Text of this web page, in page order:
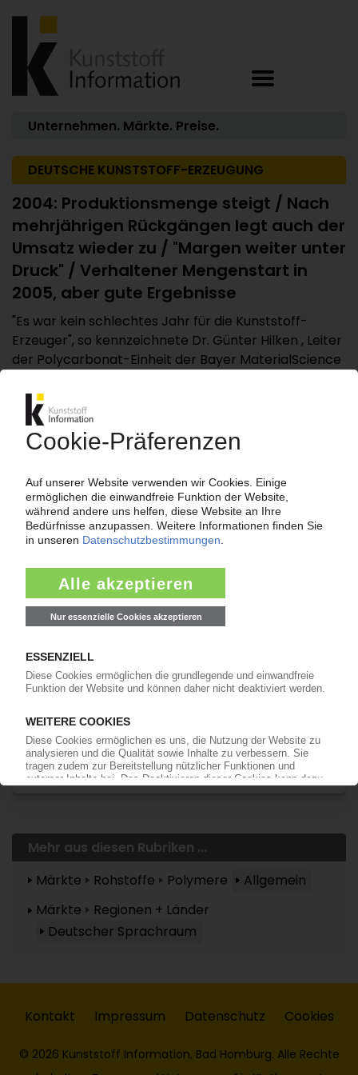
Unternehmen. Märkte. Preise.
DEUTSCHE KUNSTSTOFF-ERZEUGUNG
2004: Produktionsmenge steigt / Nach
mehrjährigen Rückgängen legt auch der
Umsatz wieder zu / "Margen weiter unter
Druck" / Verhaltener Mengenstart in
2005, aber gute Ergebnisse
"Es war kein schlechtes Jahr für die Kunststoff-
Erzeuger", so kennzeichnete Dr. Günter Hilken , Leiter
der Polycarbonat-Einheit der Bayer MaterialScience
Bitte beachten Sie:
Für den vollständigen Zugang zu den
Jetzt weiterlesen mit einem KI Abo:
Ihr KI Zugang
jährlich kündbar
99€
Jetzt kostenlos testen
Bereits KI-Abonnent? Jetzt
anmelden!
Mehr aus diesen Rubriken ...
Märkte
Rohstoffe Polymere
Allgemein
Märkte
Regionen + Länder
Deutscher Sprachraum
Kontakt Impressum Datenschutz Cookies
© 2026 Kunststoff Information, Bad Homburg. Alle Rechte